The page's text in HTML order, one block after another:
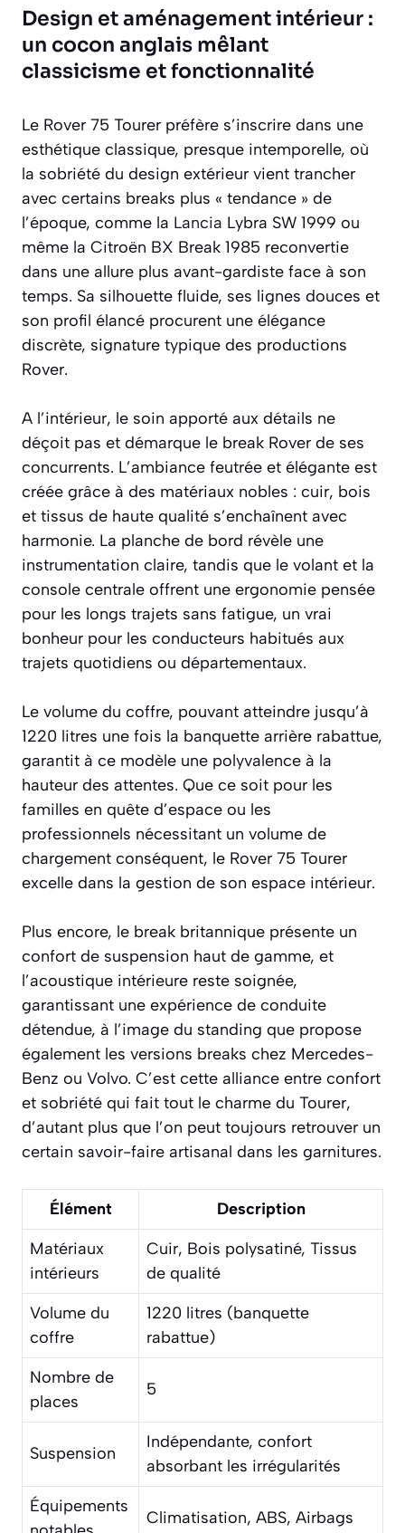
Design et aménagement intérieur :
un cocon anglais mêlant
classicisme et fonctionnalité
Le Rover 75 Tourer préfère s’inscrire dans une
esthétique classique, presque intemporelle, où
la sobriété du design extérieur vient trancher
avec certains breaks plus « tendance » de
l’époque, comme la Lancia Lybra SW 1999 ou
même la Citroën BX Break 1985 reconvertie
dans une allure plus avant-gardiste face à son
temps. Sa silhouette fluide, ses lignes douces et
son profil élancé procurent une élégance
discrète, signature typique des productions
Rover.
A l’intérieur, le soin apporté aux détails ne
déçoit pas et démarque le break Rover de ses
concurrents. L’ambiance feutrée et élégante est
créée grâce à des matériaux nobles : cuir, bois
et tissus de haute qualité s’enchaînent avec
harmonie. La planche de bord révèle une
instrumentation claire, tandis que le volant et la
console centrale offrent une ergonomie pensée
pour les longs trajets sans fatigue, un vrai
bonheur pour les conducteurs habitués aux
trajets quotidiens ou départementaux.
Le volume du coffre, pouvant atteindre jusqu’à
1220 litres une fois la banquette arrière rabattue,
garantit à ce modèle une polyvalence à la
hauteur des attentes. Que ce soit pour les
familles en quête d’espace ou les
professionnels nécessitant un volume de
chargement conséquent, le Rover 75 Tourer
excelle dans la gestion de son espace intérieur.
Plus encore, le break britannique présente un
confort de suspension haut de gamme, et
l’acoustique intérieure reste soignée,
garantissant une expérience de conduite
détendue, à l’image du standing que propose
également les versions breaks chez Mercedes-
Benz ou Volvo. C’est cette alliance entre confort
et sobriété qui fait tout le charme du Tourer,
d’autant plus que l’on peut toujours retrouver un
certain savoir-faire artisanal dans les garnitures.
Élément
Description
Matériaux
intérieurs
Cuir, Bois polysatiné, Tissus
de qualité
Volume du
coffre
1220 litres (banquette
rabattue)
Nombre de
places
5
Suspension
Indépendante, confort
absorbant les irrégularités
Équipements
Climatisation, ABS, Airbags